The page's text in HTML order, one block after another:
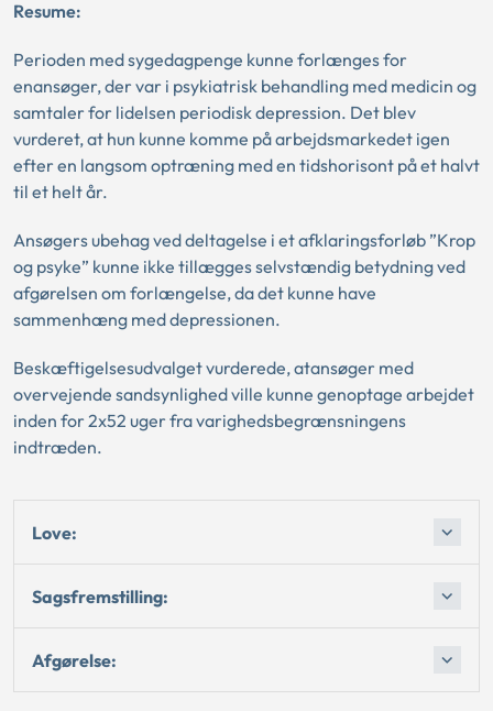
Resume:
Perioden med sygedagpenge kunne forlænges for
enansøger, der var i psykiatrisk behandling med medicin og
samtaler for lidelsen periodisk depression. Det blev
vurderet, at hun kunne komme på arbejdsmarkedet igen
efter en langsom optræning med en tidshorisont på et halvt
til et helt år.
Ansøgers ubehag ved deltagelse i et afklaringsforløb ”Krop
og psyke” kunne ikke tillægges selvstændig betydning ved
afgørelsen om forlængelse, da det kunne have
sammenhæng med depressionen.
Beskæftigelsesudvalget vurderede, atansøger med
overvejende sandsynlighed ville kunne genoptage arbejdet
inden for 2x52 uger fra varighedsbegrænsningens
indtræden.
Love:
Sagsfremstilling:
Afgørelse: